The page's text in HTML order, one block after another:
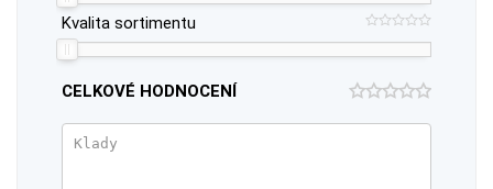
Kvalita sortimentu
CELKOVÉ HODNOCENÍ